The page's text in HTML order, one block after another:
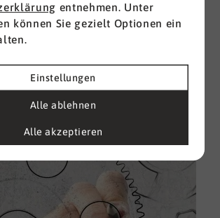
entnehmen. Unter
können Sie gezielt Optionen ein
Einstellungen
Alle ablehnen
Alle akzeptieren